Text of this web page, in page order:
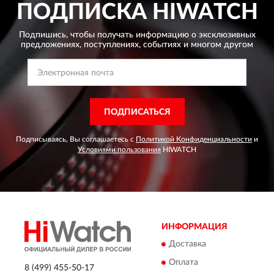
ПОДПИСКАHIWATCH
Подпишись, чтобы получать информацию о эксклюзивных
предложениях, поступлениях, событиях и многом другом
ПОДПИСАТЬСЯ
Подписываясь, Вы соглашаетесь с Политикой Конфиденциальности и
Условиями пользования HIWATCH
8 (499) 455-50-17
ИНФОРМАЦИЯ
Доставка
Оплата